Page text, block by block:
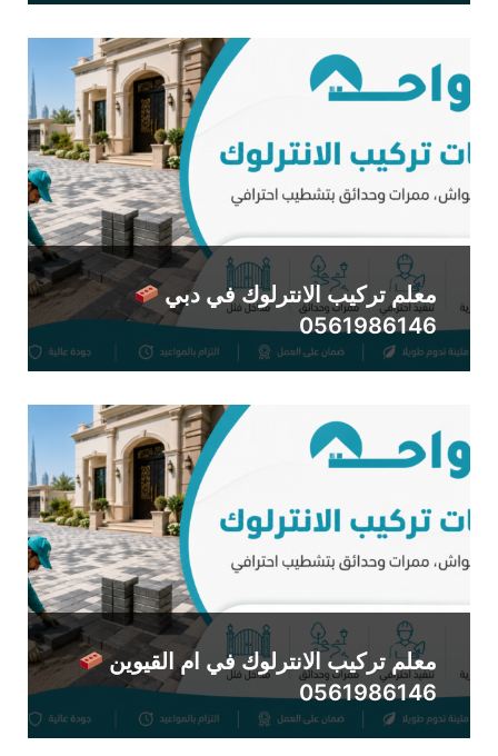
معلم تركيب الانترلوك في دبي
0561986146
معلم تركيب الانترلوك في ام القيوين
0561986146